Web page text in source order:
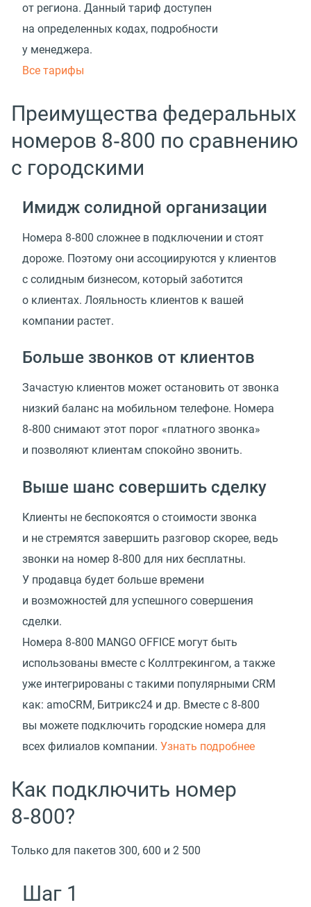
от региона. Данный тариф доступен
на определенных кодах, подробности
у менеджера.
Все тарифы
Преимущества федеральных
номеров 8‑800 по сравнению
с городскими
Имидж солидной организации
Номера 8‑800 сложнее в подключении и стоят
дороже. Поэтому они ассоциируются у клиентов
с солидным бизнесом, который заботится
о клиентах. Лояльность клиентов к вашей
компании растет.
Больше звонков от клиентов
Зачастую клиентов может остановить от звонка
низкий баланс на мобильном телефоне. Номера
8‑800 снимают этот порог «платного звонка»
и позволяют клиентам спокойно звонить.
Выше шанс совершить сделку
Клиенты не беспокоятся о стоимости звонка
и не стремятся завершить разговор скорее, ведь
звонки на номер 8‑800 для них бесплатны.
У продавца будет больше времени
и возможностей для успешного совершения
сделки.
Номера 8‑800 MANGO OFFICE могут быть
использованы вместе с Коллтрекингом, а также
уже интегрированы с такими популярными CRM
как: amoCRM, Битрикс24 и др. Вместе с 8‑800
вы можете подключить городские номера для
всех филиалов компании. Узнать подробнее
Как подключить номер
8‑800?
Только для пакетов 300, 600 и 2 500
Шаг 1